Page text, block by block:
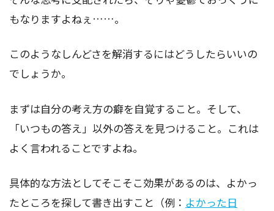
もなりますよねぇ……。
このようなしんどさを解消するにはどうしたらいいの
でしょうか。
まずは自分の考え方の癖を自覚すること。そして、
「いつもの答え」以外の答えを見つけること。これは
よく言われることですよね。
具体的な方法としてそこそこ効果があるのは、よかっ
たところを探して書き出すこと（例： よかった日